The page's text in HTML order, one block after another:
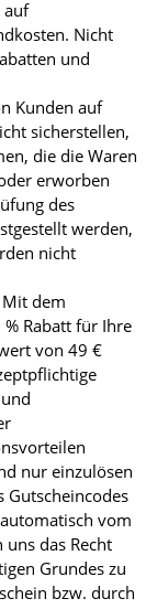
auf
Nicht
und
Kunden auf
sicherstellen,
die die Waren
erworben
des
werden,
nicht
dem
Rabatt für Ihre
von 49 €
nur einzulösen
Gutscheincodes
vom
uns das Recht
Grundes zu
bzw. durch